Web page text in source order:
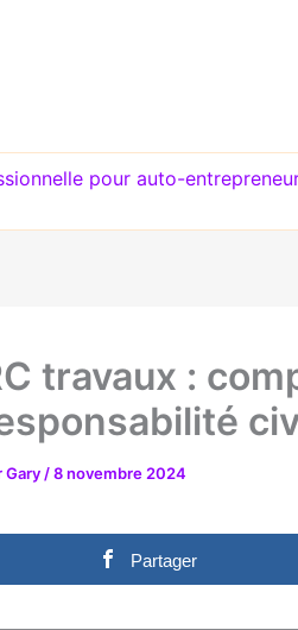
pour auto-
travaux :
Gary /8 novembre 2024
Partager